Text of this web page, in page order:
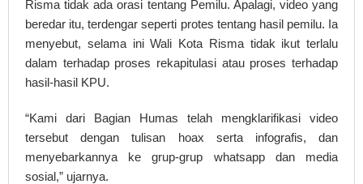
Risma tidak ada orasi tentang Pemilu. Apalagi, video yang
beredar itu, terdengar seperti protes tentang hasil pemilu. Ia
menyebut, selama ini Wali Kota Risma tidak ikut terlalu
dalam terhadap proses rekapitulasi atau proses terhadap
hasil-hasil KPU.
“Kami dari Bagian Humas telah mengklarifikasi video
tersebut dengan tulisan hoax serta infografis, dan
menyebarkannya ke grup-grup whatsapp dan media
sosial,” ujarnya.